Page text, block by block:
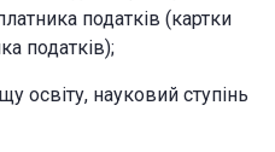
податків (картки
податків);
освіту, науковий ступінь